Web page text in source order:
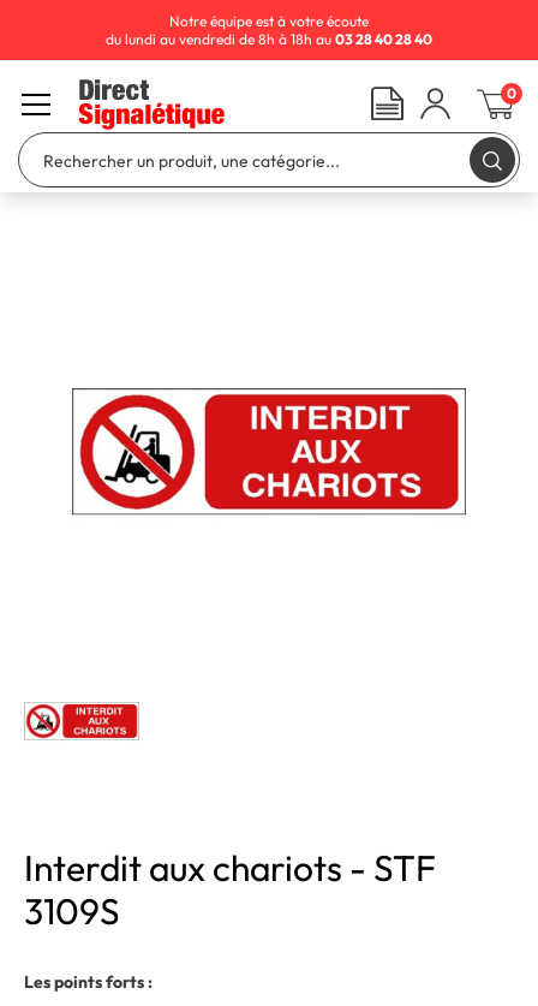
Interdit aux chariots - STF
3109S
Les points forts :
Notre équipe est à votre écoute
du lundi au vendredi de 8h à 18h au 03 28 40 28 40
0